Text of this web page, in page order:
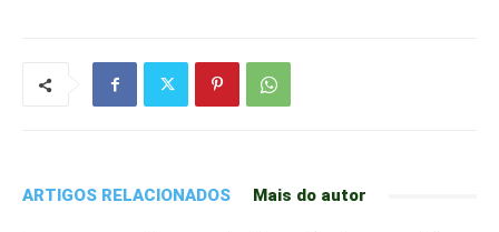
ARTIGOS RELACIONADOS Mais do autor